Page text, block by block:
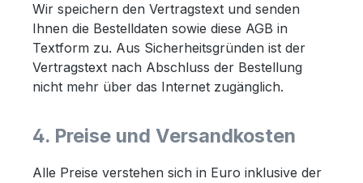
Wir speichern den Vertragstext und senden
Ihnen die Bestelldaten sowie diese AGB in
Textform zu. Aus Sicherheitsgründen ist der
Vertragstext nach Abschluss der Bestellung
nicht mehr über das Internet zugänglich.
4. Preise und Versandkosten
Alle Preise verstehen sich in Euro inklusive der